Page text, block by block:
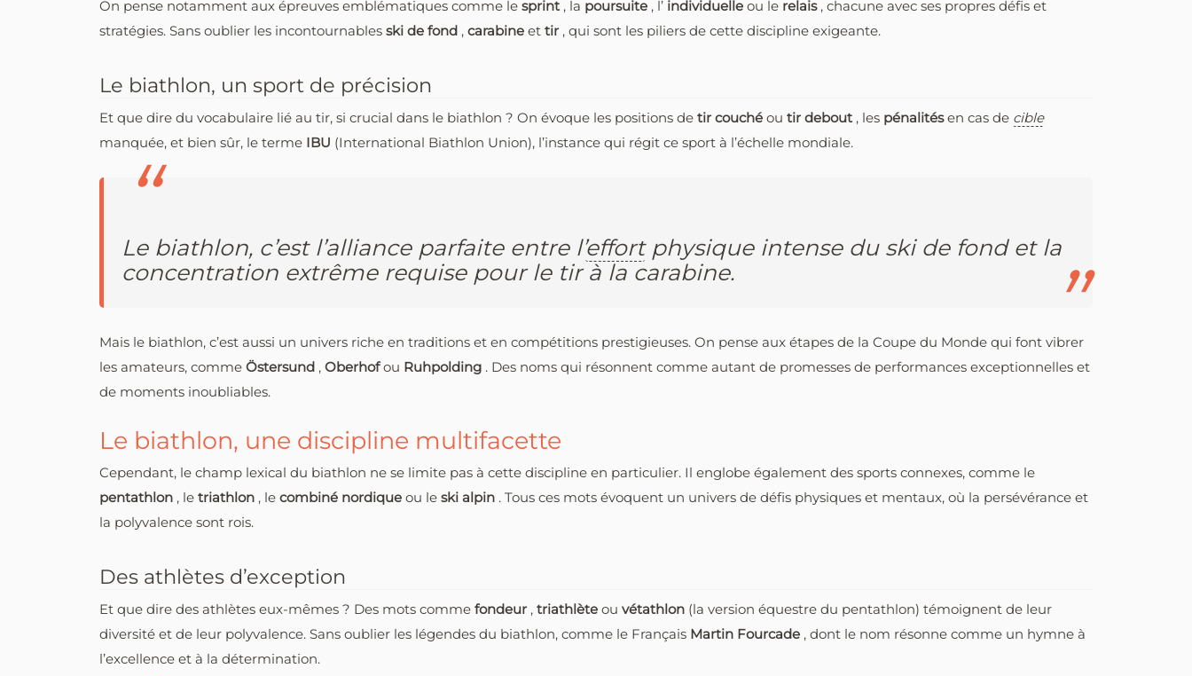
On pense notamment aux épreuves emblématiques comme le sprint , la poursuite , l’ individuelle ou le relais , chacune avec ses propres défis et
stratégies. Sans oublier les incontournables ski de fond , carabine et tir , qui sont les piliers de cette discipline exigeante.
Le biathlon, un sport de précision
Et que dire du vocabulaire lié au tir, si crucial dans le biathlon ? On évoque les positions de tir couché ou tir debout , les pénalitésen cas de cible
manquée, et bien sûr, le terme IBU (International Biathlon Union), l’instance qui régit ce sport à l’échelle mondiale.
Le biathlon, c’est l’alliance parfaite entre l’effortphysique intense du ski de fond et la
concentration extrême requise pour le tir à la carabine.
Mais le biathlon, c’est aussi un univers riche en traditions et en compétitions prestigieuses. On pense aux étapes de la Coupe du Monde qui font vibrer
les amateurs, comme Östersund , Oberhofou Ruhpolding . Des noms qui résonnent comme autant de promesses de performances exceptionnelles et
de moments inoubliables.
Le biathlon, une discipline multifacette
Cependant, le champ lexical du biathlon ne se limite pas à cette discipline en particulier. Il englobe également des sports connexes, comme le
pentathlon , le triathlon , le combiné nordique ou le ski alpin . Tous ces mots évoquent un univers de défis physiques et mentaux, où la persévérance et
la polyvalence sont rois.
Des athlètes d’exception
Et que dire des athlètes eux-mêmes ? Des mots comme fondeur , triathlète ou vétathlon (la version équestre du pentathlon) témoignent de leur
diversité et de leur polyvalence. Sans oublier les légendes du biathlon, comme le Français Martin Fourcade , dont le nom résonne comme un hymne à
l’excellence et à la détermination.